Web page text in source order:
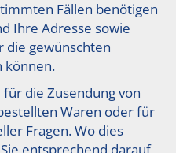
Fällen benötigen
Ihre Adresse sowie
die gewünschten
können.
die Zusendung von
Waren oder für
Fragen. Wo dies